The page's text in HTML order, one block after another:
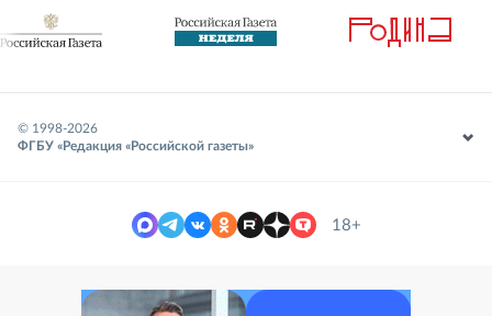
© 1998-2026
ФГБУ «Редакция «Российской газеты»
18+